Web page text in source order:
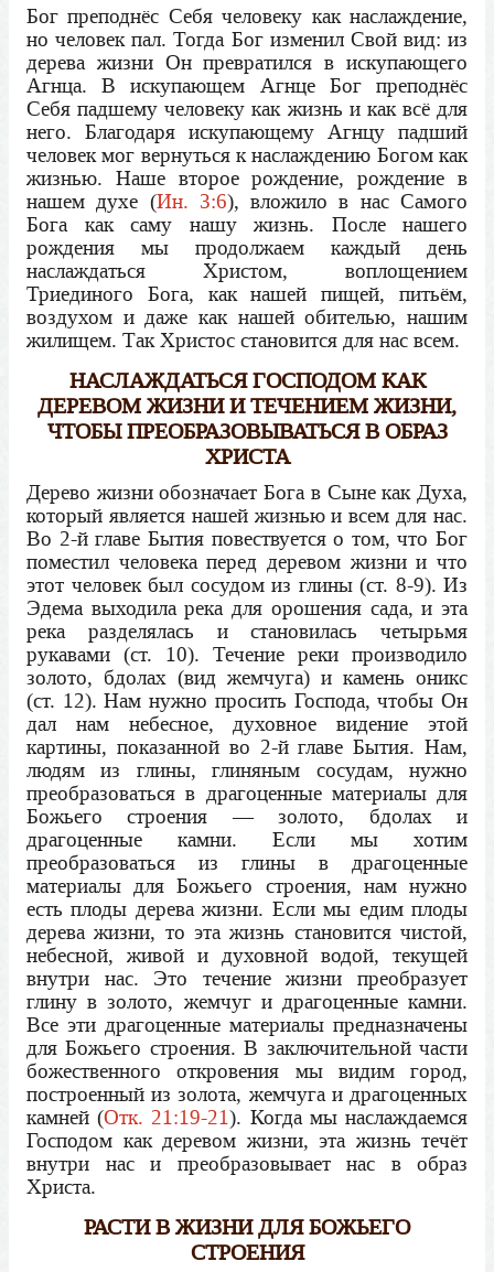
Бог преподнёс Себя человеку как наслаждение,
но человек пал. Тогда Бог изменил Свой вид: из
дерева жизни Он превратился в искупающего
Агнца. В искупающем Агнце Бог преподнёс
Себя падшему человеку как жизнь и как всё для
него. Благодаря искупающему Агнцу падший
человек мог вернуться к наслаждению Богом как
жизнью. Наше второе рождение, рождение в
нашем духе (Ин. 3:6), вложило в нас Самого
Бога как саму нашу жизнь. После нашего
рождения мы продолжаем каждый день
наслаждаться Христом, воплощением
Триединого Бога, как нашей пищей, питьём,
воздухом и даже как нашей обителью, нашим
жилищем. Так Христос становится для нас всем.
НАСЛАЖДАТЬСЯ ГОСПОДОМ КАК
ДЕРЕВОМ ЖИЗНИ И ТЕЧЕНИЕМ ЖИЗНИ,
ЧТОБЫ ПРЕОБРАЗОВЫВАТЬСЯ В ОБРАЗ
ХРИСТА
Дерево жизни обозначает Бога в Сыне как Духа,
который является нашей жизнью и всем для нас.
Во 2-й главе Бытия повествуется о том, что Бог
поместил человека перед деревом жизни и что
этот человек был сосудом из глины (ст. 8-9). Из
Эдема выходила река для орошения сада, и эта
река разделялась и становилась четырьмя
рукавами (ст. 10). Течение реки производило
золото, бдолах (вид жемчуга) и камень оникс
(ст. 12). Нам нужно просить Господа, чтобы Он
дал нам небесное, духовное видение этой
картины, показанной во 2-й главе Бытия. Нам,
людям из глины, глиняным сосудам, нужно
преобразоваться в драгоценные материалы для
Божьего строения — золото, бдолах и
драгоценные камни. Если мы хотим
преобразоваться из глины в драгоценные
материалы для Божьего строения, нам нужно
есть плоды дерева жизни. Если мы едим плоды
дерева жизни, то эта жизнь становится чистой,
небесной, живой и духовной водой, текущей
внутри нас. Это течение жизни преобразует
глину в золото, жемчуг и драгоценные камни.
Все эти драгоценные материалы предназначены
для Божьего строения. В заключительной части
божественного откровения мы видим город,
построенный из золота, жемчуга и драгоценных
камней (Отк. 21:19-21). Когда мы наслаждаемся
Господом как деревом жизни, эта жизнь течёт
внутри нас и преобразовывает нас в образ
Христа.
РАСТИ В ЖИЗНИ ДЛЯ БОЖЬЕГО
СТРОЕНИЯ